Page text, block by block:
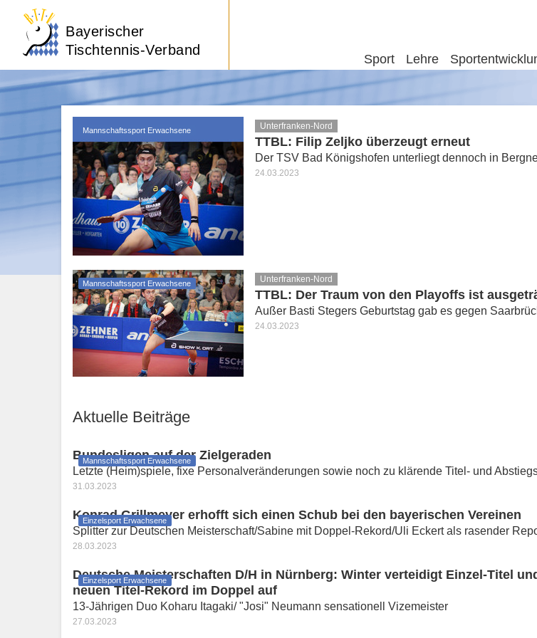
Bayerischer
Tischtennis-Verband
Sport Lehre
Mannschaftssport Erwachsene Unterfranken-Nord
TTBL: Filip Zeljko überzeugt erneut
Der TSV Bad Königshofen unterliegt dennoch in
24.03.2023
Mannschaftssport Erwachsene Unterfranken-Nord
TTBL: Der Traum von den Playoffs ist
Außer Basti Stegers Geburtstag gab es gegen
24.03.2023
Aktuelle Beiträge
Mannschaftssport Erwachsene
Bundesligen auf der Zielgeraden
Letzte (Heim)spiele, fixe Personalveränderungen sowie noch zu klärende Titel- und
31.03.2023
Einzelsport Erwachsene
Konrad Grillmeyer erhofft sich einen Schub bei den bayerischen Vereinen
Splitter zur Deutschen Meisterschaft/Sabine mit Doppel-Rekord/Uli Eckert als rasender
28.03.2023
Einzelsport Erwachsene
Deutsche Meisterschaften D/H in Nürnberg: Winter verteidigt Einzel-Titel
neuen Titel-Rekord im Doppel auf
13-Jährigen Duo Koharu Itagaki/ "Josi" Neumann sensationell Vizemeister
27.03.2023